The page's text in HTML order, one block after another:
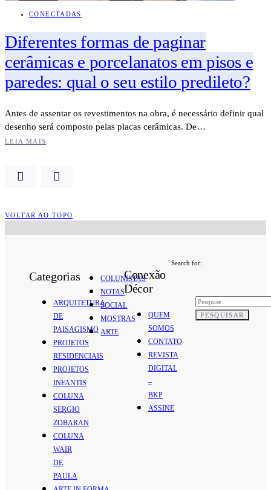
CONECTADAS
Diferentes formas de paginar
cerâmicas e porcelanatos em pisos e
paredes: qual o seu estilo predileto?
Antes de assentar os revestimentos na obra, é necessário definir qual
desenho será composto pelas placas cerâmicas. De…
LEIA MAIS
VOLTAR AO TOPO
Categorias
ARQUITETURA
DE
PAISAGISMO
PROJETOS
RESIDENCIAIS
PROJETOS
INFANTIS
COLUNA
SERGIO
ZOBARAN
COLUNA
WAIR
DE
PAULA
COLUNISTAS
NOTAS
SOCIAL
MOSTRAS
ARTE
Conexão
Décor
QUEM
SOMOS
CONTATO
REVISTA
DIGITAL
–
BKP
ASSINE
Search for:
PESQUISAR